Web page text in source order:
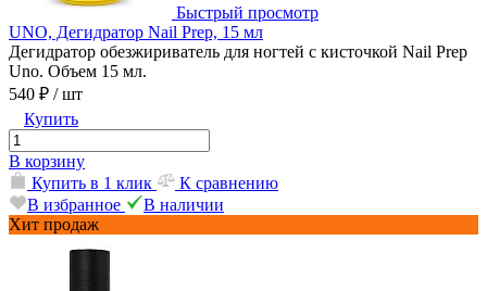
Быстрый просмотр
UNO, Дегидратор Nail Prep, 15 мл
Дегидратор обезжириватель для ногтей с кисточкой Nail Prep
Uno. Объем 15 мл.
540 ₽ / шт
Купить
В корзину
Купить в 1 клик
К сравнению
В избранное
В наличии
Хит продаж